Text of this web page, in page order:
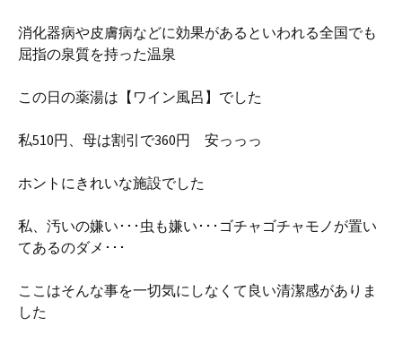
消化器病や皮膚病などに効果があるといわれる全国でも
屈指の泉質を持った温泉
この日の薬湯は【ワイン風呂】でした
私510円、母は割引で360円 安っっっ
ホントにきれいな施設でした
私、汚いの嫌い･･･虫も嫌い･･･ゴチャゴチャモノが置い
てあるのダメ･･･
ここはそんな事を一切気にしなくて良い清潔感がありま
した